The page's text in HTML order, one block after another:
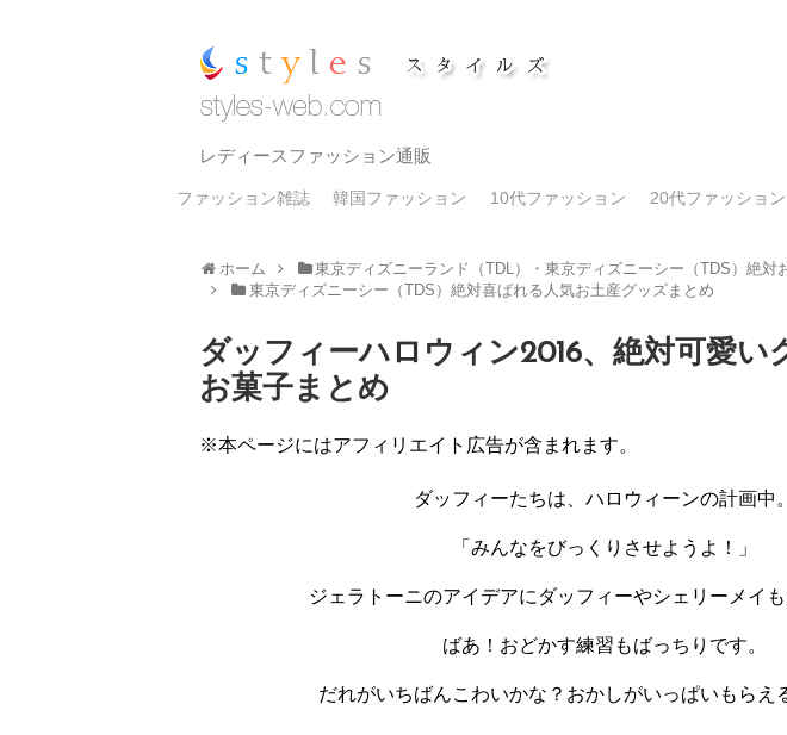
レディースファッション通販
ファッション雑誌 韓国ファッション 10代ファッション 20代ファッション
ホーム
東京ディズニーランド（TDL）・東京ディズニーシー（TDS）絶対
東京ディズニーシー（TDS）絶対喜ばれる人気お土産グッズまとめ
ダッフィーハロウィン2016、絶対可愛い
お菓子まとめ
※本ページにはアフィリエイト広告が含まれます。
ダッフィーたちは、ハロウィーンの計画中。
「みんなをびっくりさせようよ！」
ジェラトーニのアイデアにダッフィーやシェリーメイも
ばあ！おどかす練習もばっちりです。
だれがいちばんこわいかな？おかしがいっぱいもらえ